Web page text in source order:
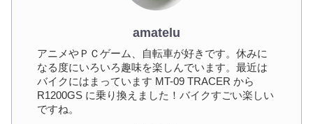
amatelu
アニメやＰＣゲーム、自転車が好きです。休みに
なる度にいろいろ趣味を楽しんでいます。最近は
バイクにはまっています MT-09 TRACER から
R1200GS に乗り換えました！バイクすごい楽しい
ですね。